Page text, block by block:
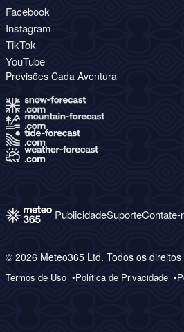
Facebook
Instagram
TikTok
YouTube
Previsões Cada Aventura
PublicidadeSuporteContate-
© 2026 Meteo365 Ltd. Todos os
Termos de Uso Política de Privacidade